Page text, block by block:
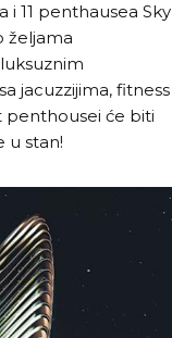
i 11 penthausea Sky
željama
jacuzzijima, fitness
penthousei će biti
u stan!